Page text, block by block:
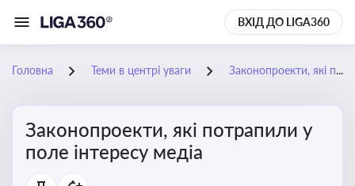
ВХІД ДО LIGA360
Головна Теми в центрі уваги Законопроекти, які потрапили у поле інтересу медіа
Законопроекти, які потрапили у
поле інтересу медіа